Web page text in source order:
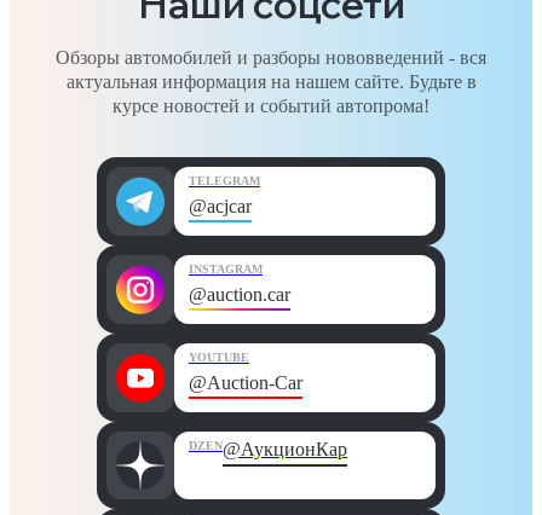
Обзоры автомобилей и разборы нововведений - вся
актуальная информация на нашем сайте. Будьте в
курсе новостей и событий автопрома!
TELEGRAM
@acjcar
INSTAGRAM
@auction.car
YOUTUBE
@Auction-Car
DZEN@АукционКар